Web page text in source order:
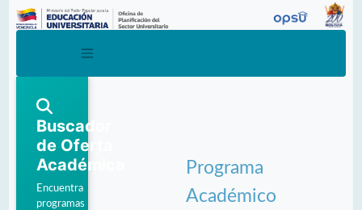
Buscador
de Oferta
Académica
Encuentra
programas
Programa
Académico